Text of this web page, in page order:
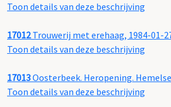
Toon details van deze beschrijving
17012Trouwerij met erehaag, 1984-01-
Toon details van deze beschrijving
17013Oosterbeek. Heropening.
Toon details van deze beschrijving